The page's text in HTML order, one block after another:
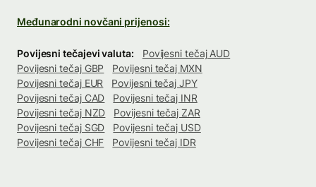
Međunarodni novčani prijenosi:
Povijesni tečajevi valuta:
Povijesni tečaj AUD
Povijesni tečaj GBP
Povijesni tečaj MXN
Povijesni tečaj EUR
Povijesni tečaj JPY
Povijesni tečaj CAD
Povijesni tečaj INR
Povijesni tečaj NZD
Povijesni tečaj ZAR
Povijesni tečaj SGD
Povijesni tečaj USD
Povijesni tečaj CHF
Povijesni tečaj IDR